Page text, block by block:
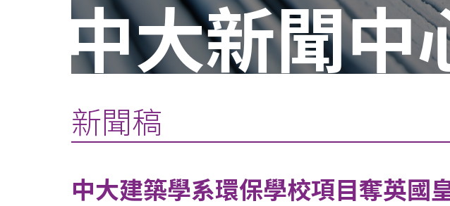
中大新聞中
新聞稿
中大建築學系環保學校項目奪英國